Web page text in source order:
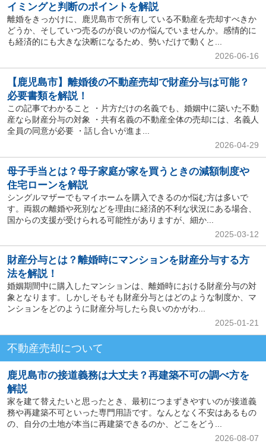
イミングと判断のポイントを解説
離婚をきっかけに、鹿児島市で所有している不動産を売却すべきか
どうか、そしていつ売るのが良いのか悩んでいませんか。感情的に
も経済的にも大きな決断になるため、勢いだけで動くと...
2026-06-16
【鹿児島市】離婚後の不動産売却で財産分与は可能？
必要書類を解説！
この記事でわかること ・片方だけの名義でも、婚姻中に築いた不動
産なら財産分与の対象 ・共有名義の不動産全体の売却には、名義人
全員の同意が必要 ・話し合いが進ま...
2026-04-29
母子手当とは？母子家庭が家を買うときの減額制度や
住宅ローンを解説
シングルマザーでもマイホームを購入できるのか悩む方は多いで
す。両親の離婚や死別などを理由に経済的不利な状況にある場合、
国からの支援が受けられる可能性がありますが、細か...
2025-03-12
財産分与とは？離婚時にマンションを財産分与する方
法を解説！
婚姻期間中に購入したマンションは、離婚時における財産分与の対
象となります。しかしそもそも財産分与とはどのような制度か、マ
ンションをどのように財産分与したら良いのかがわ...
2025-01-21
不動産売却について
鹿児島市の接道義務は大丈夫？再建築不可の調べ方を
解説
家を建て替えたいと思ったとき、最初につまずきやすいのが接道義
務や再建築不可といった専門用語です。なんとなく不安はあるもの
の、自分の土地が本当に再建築できるのか、どこをどう...
2026-08-07